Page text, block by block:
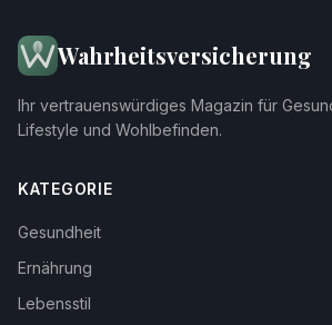
Wahrheitsversicherung
Ihr vertrauenswürdiges Magazin für
Lifestyle und Wohlbefinden.
KATEGORIE
Gesundheit
Ernährung
Lebensstil